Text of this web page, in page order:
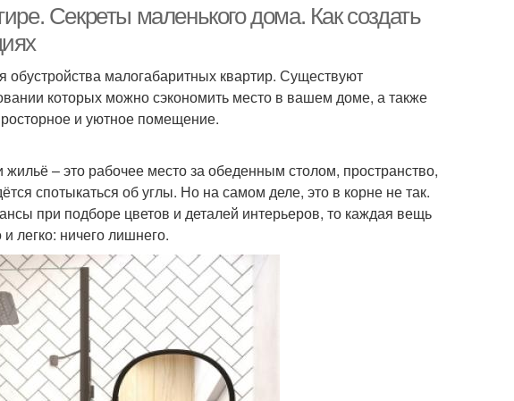
Секреты маленького дома. Как создать
обустройства малогабаритных квартир. Существуют
которых можно сэкономить место в вашем доме, а также
и уютное помещение.
– это рабочее место за обеденным столом, пространство,
спотыкаться об углы. Но на самом деле, это в корне не так.
при подборе цветов и деталей интерьеров, то каждая вещь
легко: ничего лишнего.